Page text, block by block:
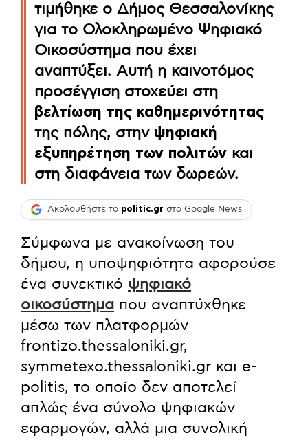
τιμήθηκε ο Δήμος Θεσσαλονίκης
για το Ολοκληρωμένο Ψηφιακό
Οικοσύστημα που έχει
αναπτύξει. Αυτή η καινοτόμος
προσέγγιση στοχεύει στη
βελτίωση της καθημερινότητας
της πόλης, στην ψηφιακή
εξυπηρέτηση των πολιτών και
στη διαφάνεια των δωρεών.
Ακολουθήστε το politic.gr στο Google News
Σύμφωνα με ανακοίνωση του
δήμου, η υποψηφιότητα αφορούσε
ένα συνεκτικό ψηφιακό
οικοσύστημα που αναπτύχθηκε
μέσω των πλατφορμών
frontizo.thessaloniki.gr,
symmetexo.thessaloniki.gr και e-
politis, το οποίο δεν αποτελεί
απλώς ένα σύνολο ψηφιακών
εφαρμογών, αλλά μια συνολική